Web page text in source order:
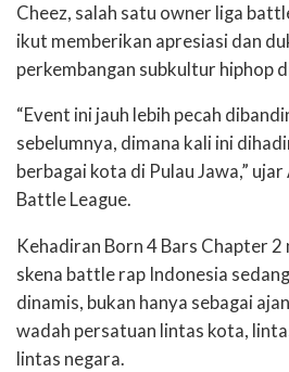
Cheez, salah satu owner liga
ikut memberikan apresiasi dan
perkembangan subkultur hiphop
“Event ini jauh lebih pecah
sebelumnya, dimana kali ini
berbagai kota di Pulau Jawa,”
Battle League.
Kehadiran Born 4 Bars Chapter 2
skena battle rap Indonesia
dinamis, bukan hanya sebagai
wadah persatuan lintas kota,
lintas negara.